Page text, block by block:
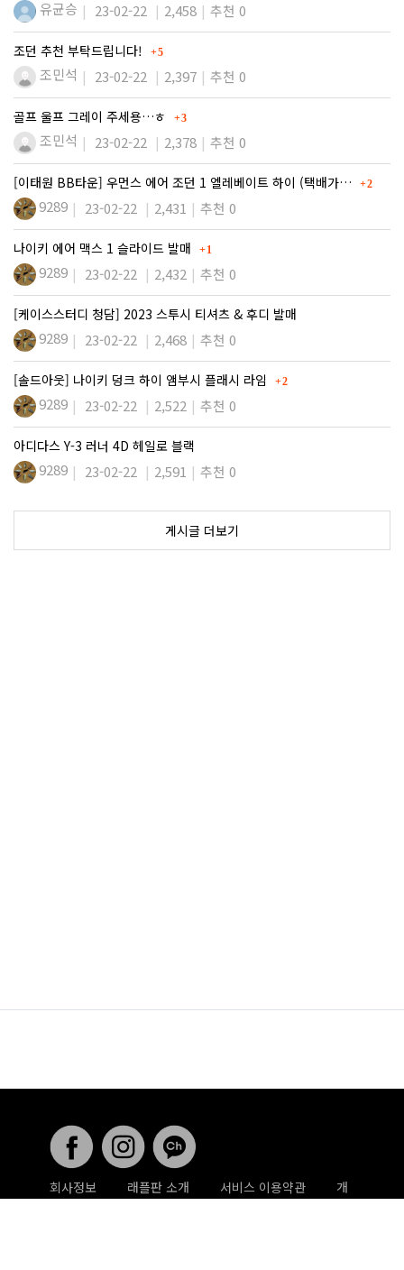
유균승 23-02-22 2,458 추천 0
조던 추천 부탁드립니다! 댓글
5
조민석 23-02-22 2,397 추천 0
골프 울프 그레이 주세용…ㅎ 댓글
3
조민석 23-02-22 2,378 추천 0
[이태원 BB타운] 우먼스 에어 조던 1 엘레베이트 하이 (택배가… 댓글
2
9289 23-02-22 2,431 추천 0
나이키 에어 맥스 1 슬라이드 발매 댓글
1
9289 23-02-22 2,432 추천 0
[케이스스터디 청담] 2023 스투시 티셔츠 & 후디 발매
9289 23-02-22 2,468 추천 0
[솔드아웃] 나이키 덩크 하이 앰부시 플래시 라임 댓글
2
9289 23-02-22 2,522 추천 0
아디다스 Y-3 러너 4D 헤일로 블랙
9289 23-02-22 2,591 추천 0
게시글 더보기
회사정보 래플판 소개 서비스 이용약관
개